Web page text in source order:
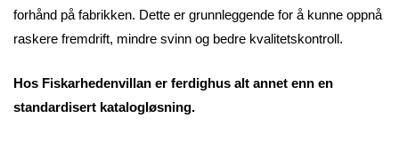
forhånd på fabrikken. Dette er grunnleggende for å kunne oppnå
raskere fremdrift, mindre svinn og bedre kvalitetskontroll.
Hos Fiskarhedenvillan er ferdighus alt annet enn en
standardisert katalogløsning.